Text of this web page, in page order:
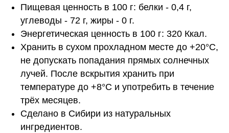
Пищевая ценность в 100 г: белки - 0,4 г,
углеводы - 72 г, жиры - 0 г.
Энергетическая ценность в 100 г: 320 Ккал.
Хранить в сухом прохладном месте до +20°С,
не допускать попадания прямых солнечных
лучей. После вскрытия хранить при
температуре до +8°С и употребить в течение
трёх месяцев.
Сделано в Сибири из натуральных
ингредиентов.